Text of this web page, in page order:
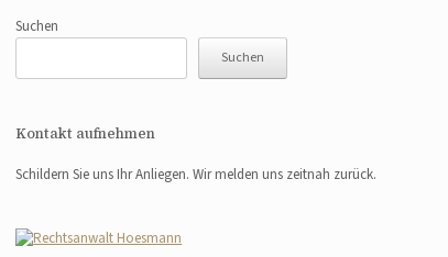
Suchen
Suchen
Kontakt aufnehmen
Schildern Sie uns Ihr Anliegen. Wir melden uns zeitnah zurück.